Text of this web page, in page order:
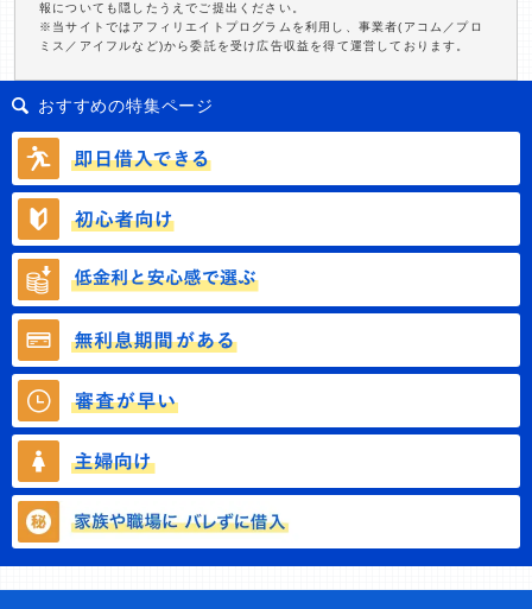
報についても隠したうえでご提出ください。
※当サイトではアフィリエイトプログラムを利用し、事業者(アコム／プロ
ミス／アイフルなど)から委託を受け広告収益を得て運営しております。
おすすめの特集ページ